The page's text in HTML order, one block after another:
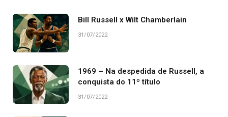
Bill Russell x Wilt Chamberlain
31/07/2022
1969 – Na despedida de Russell, a
conquista do 11º título
31/07/2022